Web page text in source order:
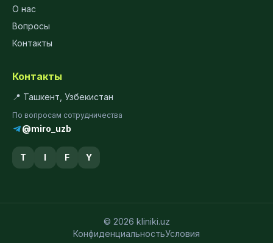
О нас
Вопросы
Контакты
Контакты
📍 Ташкент, Узбекистан
По вопросам сотрудничества
@miro_uzb
T I F Y
© 2026 kliniki.uz
КонфиденциальностьУсловия